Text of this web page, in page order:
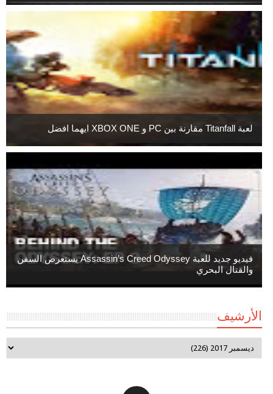
لعبة Titanfall مقارنة بين PC و XBOX ONE ايهما افضل
فيديو جديد للعبة Assassin’s Creed Odyssey يستعرض السفن
والقتال البحري
الأرشيف